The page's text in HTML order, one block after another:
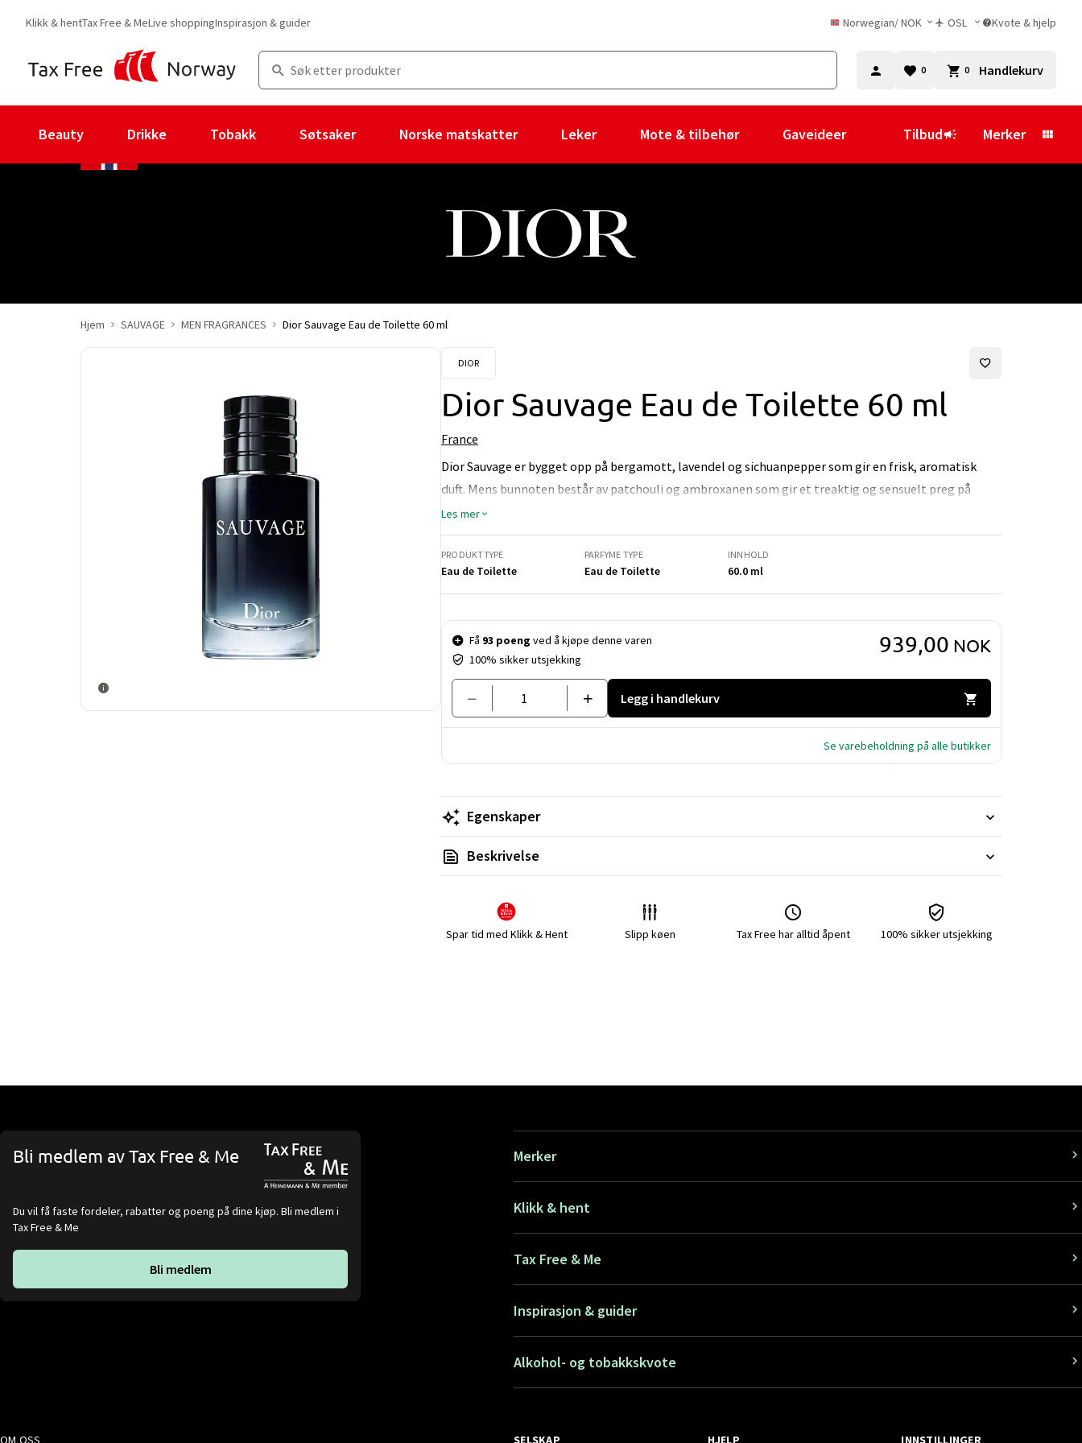
Klikk & hentTax Free & MeLive shoppingInspirasjon & guider Norwegian/NOK OSL Kvote & hjelp
0 0 Handlekurv
Beauty Drikke Tobakk Søtsaker Norske matskatter Leker Mote & tilbehør Gaveideer Tilbud Merker
Hjem SAUVAGE MEN FRAGRANCES Dior Sauvage Eau de Toilette 60 ml
DIOR
Dior Sauvage Eau de Toilette 60 ml
France
Dior Sauvage er bygget opp på bergamott, lavendel og sichuanpepper som gir en frisk, aromatisk
duft. Mens bunnoten består av patchouli og ambroxanen som gir et treaktig og sensuelt preg på
duften.
Les mer
PRODUKTTYPE
Eau de Toilette
PARFYME TYPE
Eau de Toilette
INNHOLD
60.0 ml
Pris og mengde
Få 93 poeng ved å kjøpe denne varen
100% sikker utsjekking
939,00 NOK
Legg i handlekurv
Se varebeholdning på alle butikker
Egenskaper
Beskrivelse
Spar tid med Klikk & Hent Slipp køen Tax Free har alltid åpent 100% sikker utsjekking
Bli medlem av Tax Free & Me
Du vil få faste fordeler, rabatter og poeng på dine kjøp. Bli medlem i
Tax Free & Me
Bli medlem
Merker
Klikk & hent
Tax Free & Me
Inspirasjon & guider
Alkohol- og tobakkskvote
OM OSS SELSKAP HJELP INNSTILLINGER